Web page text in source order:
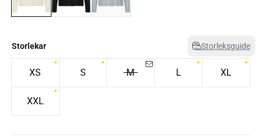
Storlekar Storleksguide
XS S M L XL
XXL